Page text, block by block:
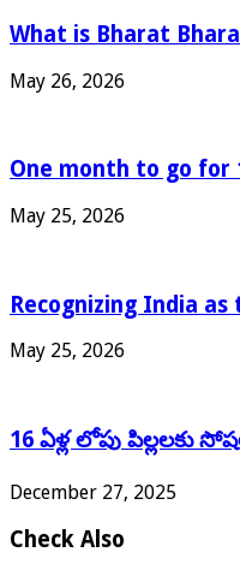
What is Bharat
May 26, 2026
One month to go for
May 25, 2026
Recognizing India
May 25, 2026
16 ఏళ్ల లోపు
December 27, 2025
Check Also